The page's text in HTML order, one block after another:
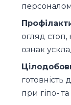
персоналом
огляд стоп,
ознак
при гіпо- та